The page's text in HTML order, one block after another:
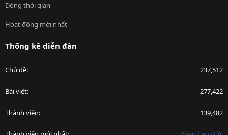
Dòng thời gian
Hoạt động mới nhất
Thống kê diễn đàn
Chủ đề 237,512
Bài viết 277,422
Thành viên 139,482